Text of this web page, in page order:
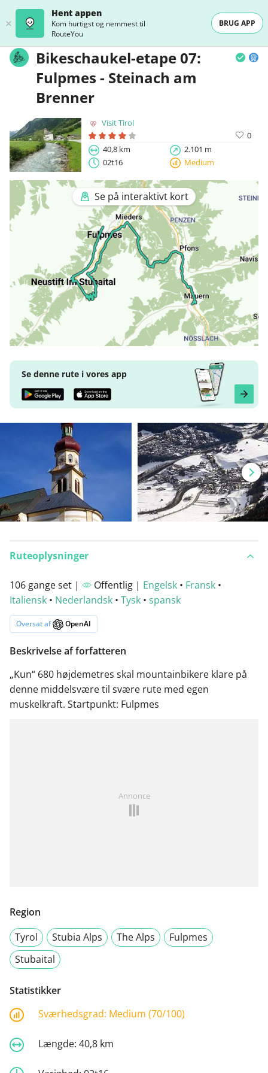
Hent appen
Kom hurtigst og nemmest til
RouteYou
BRUG APP
Bikeschaukel-etape 07:
Fulpmes - Steinach am
Brenner
Visit Tirol
0
40,8 km
2.101 m
02t16
Medium
Se på interaktivt kort
Se denne rute i vores app
Ruteoplysninger
106 gange set | Offentlig | Engelsk • Fransk •
Italiensk • Nederlandsk • Tysk • spansk
Oversat af OpenAI
Beskrivelse af forfatteren
„Kun“ 680 højdemetres skal mountainbikere klare på
denne middelsvære til svære rute med egen
muskelkraft. Startpunkt: Fulpmes
Annonce
Region
Tyrol
Stubia Alps The Alps
Fulpmes
Stubaital
Statistikker
Sværhedsgrad: Medium (70/100)
Længde: 40,8 km